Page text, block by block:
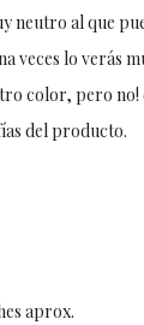
neutro al que
veces lo verás
color, pero no!
del producto.
aprox.